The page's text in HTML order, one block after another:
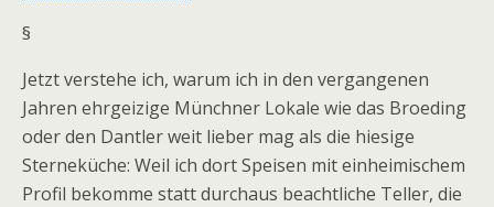
§
Jetzt verstehe ich, warum ich in den vergangenen
Jahren ehrgeizige Münchner Lokale wie das Broeding
oder den Dantler weit lieber mag als die hiesige
Sterneküche: Weil ich dort Speisen mit einheimischem
Profil bekomme statt durchaus beachtliche Teller, die